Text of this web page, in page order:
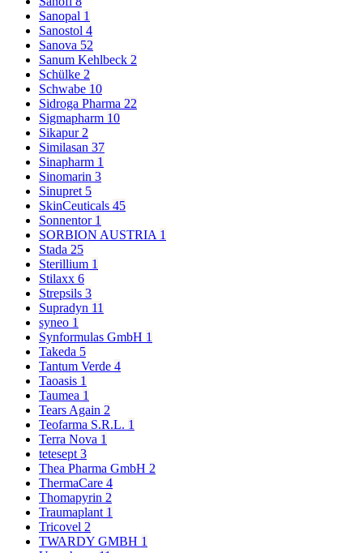
Sanopal 1
Sanostol 4
Sanova 52
Sanum Kehlbeck 2
Schülke 2
Schwabe 10
Sidroga Pharma 22
Sigmapharm 10
Sikapur 2
Similasan 37
Sinapharm 1
Sinomarin 3
Sinupret 5
SkinCeuticals 45
Sonnentor 1
SORBION AUSTRIA 1
Stada 25
Sterillium 1
Stilaxx 6
Strepsils 3
Supradyn 11
syneo 1
Synformulas GmbH 1
Takeda 5
Tantum Verde 4
Taoasis 1
Taumea 1
Tears Again 2
Teofarma S.R.L. 1
Terra Nova 1
tetesept 3
Thea Pharma GmbH 2
ThermaCare 4
Thomapyrin 2
Traumaplant 1
Tricovel 2
TWARDY GMBH 1